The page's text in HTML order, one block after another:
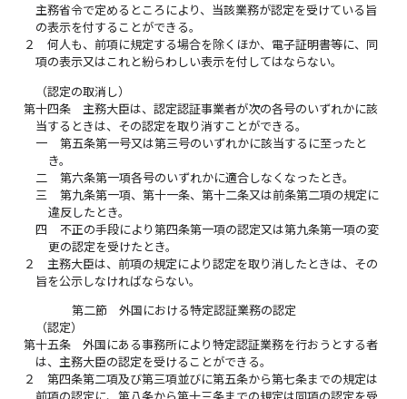
主務省令で定めるところにより、当該業務が認定を受けている旨
の表示を付することができる。
２
何人も、前項に規定する場合を除くほか、電子証明書等に、同
項の表示又はこれと紛らわしい表示を付してはならない。
（認定の取消し）
第十四条
主務大臣は、認定認証事業者が次の各号のいずれかに該
当するときは、その認定を取り消すことができる。
一
第五条第一号又は第三号のいずれかに該当するに至ったと
き。
二
第六条第一項各号のいずれかに適合しなくなったとき。
三
第九条第一項、第十一条、第十二条又は前条第二項の規定に
違反したとき。
四
不正の手段により第四条第一項の認定又は第九条第一項の変
更の認定を受けたとき。
２
主務大臣は、前項の規定により認定を取り消したときは、その
旨を公示しなければならない。
第二節 外国における特定認証業務の認定
（認定）
第十五条
外国にある事務所により特定認証業務を行おうとする者
は、主務大臣の認定を受けることができる。
２
第四条第二項及び第三項並びに第五条から第七条までの規定は
前項の認定に、第八条から第十三条までの規定は同項の認定を受